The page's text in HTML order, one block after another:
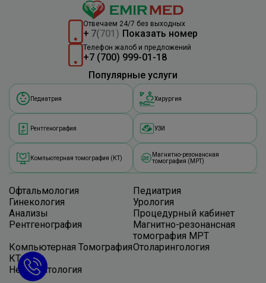
Отвечаем 24/7 без выходных
+ 7(701) Показать номер
Телефон жалоб и предложений
+7 (700) 999-01-18
Популярные услуги
Педиатрия Хирургия
Рентгенография УЗИ
Компьютерная томография (КТ)
Магнитно-резонансная
томография (МРТ)
Офтальмология
Педиатрия
Гинекология
Урология
Анализы
Процедурный кабинет
Рентгенография
Магнитно-резонансная
томография МРТ
Компьютерная Томография
КТ
Отоларингология
Невропатология